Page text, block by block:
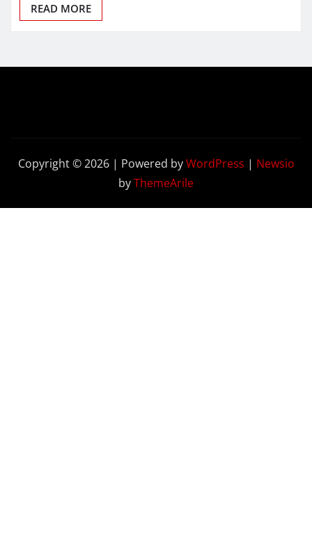
READ MORE
Copyright © 2026 | Powered byWordPress | Newsio
byThemeArile